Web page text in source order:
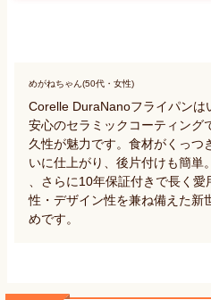
めがねちゃん(50代・女性)
Corelle DuraNanoフライパンは
安心のセラミックコーティング
久性が魅力です。食材がくっつ
いに仕上がり、後片付けも簡単
、さらに10年保証付きで長く
性・デザイン性を兼ね備えた新
めです。